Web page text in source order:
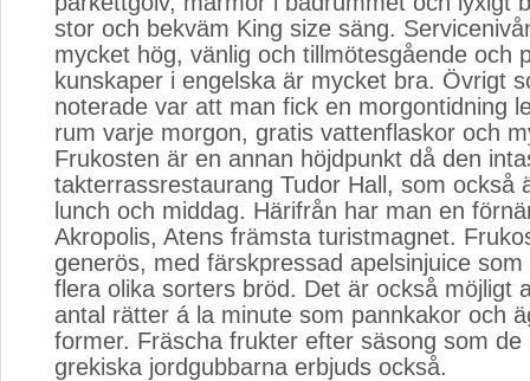
stor och bekväm King size säng.
mycket hög, vänlig och tillmötesgående och
kunskaper i engelska är mycket bra. Övrigt
noterade var att man fick en morgontidning
rum varje morgon, gratis vattenflaskor och
Frukosten är en annan höjdpunkt då den
takterrassrestaurang Tudor Hall, som också
lunch och middag. Härifrån har man en
Akropolis, Atens främsta turistmagnet.
generös, med färskpressad apelsinjuice
flera olika sorters bröd. Det är också möjligt
antal rätter á la minute som pannkakor och
former. Fräscha frukter efter säsong som de
grekiska jordgubbarna erbjuds också.